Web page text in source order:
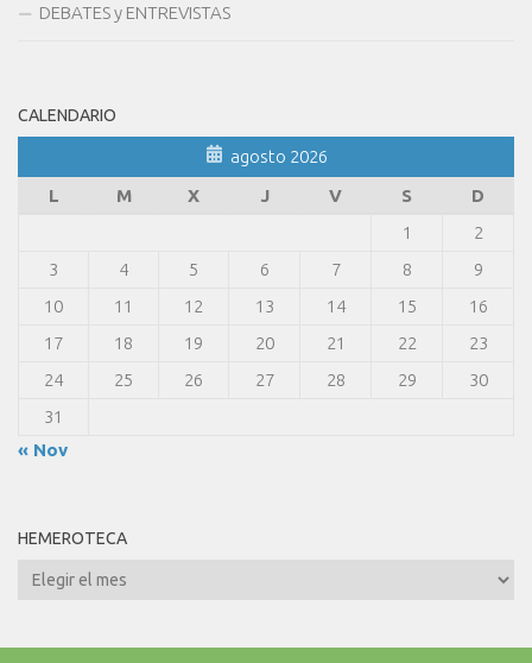
DEBATES y ENTREVISTAS
CALENDARIO
agosto 2026
L
M X J V S
D
1
2
3
4 5 6 7 8
9
10
11 12 13 14 15
16
17
18 19 20 21 22
23
24
25 26 27 28 29
30
31
« Nov
HEMEROTECA
Hemeroteca